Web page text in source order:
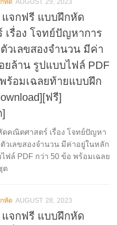
แจกฟรี แบบฝึกหัด
รื่อง โจทย์ปัญหาการ
วเลขสองจำนวน มีค่า
ยล้าน รูปแบบไฟล์ PDF
ร้อมเฉลยท้ายแบบฝึก
ฟรี]
ดคณิตศาสตร์ เรื่อง โจทย์ปัญหา
วเลขสองจำนวน มีค่าอยู่ในหลัก
ฟล์ PDF กว่า 50 ข้อ พร้อมเฉลย
ด
หัด AUGUST 28, 2023
แจกฟรี แบบฝึกหัด